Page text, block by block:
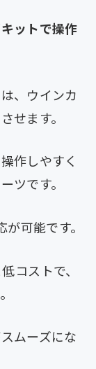
ットで操作
、ウインカ
せます。
作しやすく
ツです。
可能です。
コストで、
ムーズにな